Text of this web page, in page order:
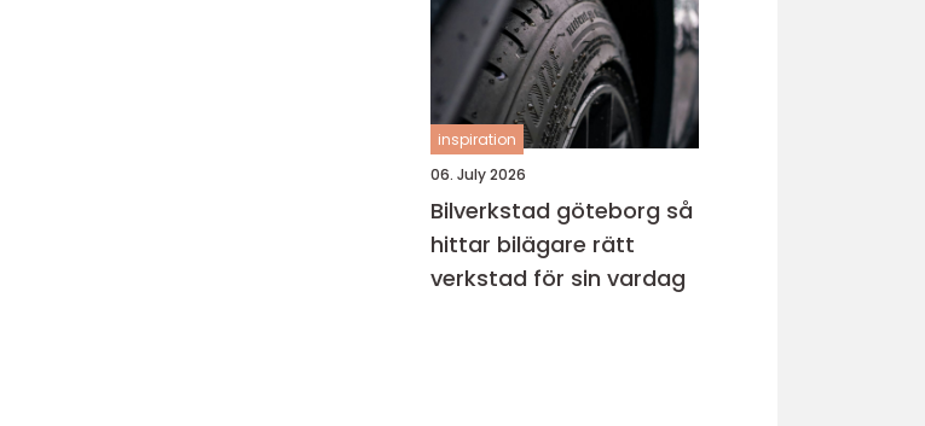
inspiration
06. July 2026
Bilverkstad göteborg så
hittar bilägare rätt
verkstad för sin vardag